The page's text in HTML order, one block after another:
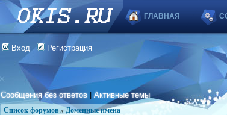
ГЛАВНАЯ
Вход Регистрация
Сообщения без ответов |Активные темы
Список форумов » Доменные имена